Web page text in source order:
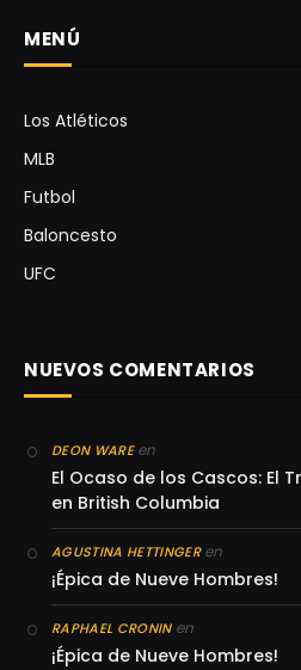
MENÚ
Los Atléticos
MLB
Futbol
Baloncesto
UFC
NUEVOS COMENTARIOS
DEON WAREen
El Ocaso de los Cascos: El
en British Columbia
AGUSTINA HETTINGERen
¡Épica de Nueve Hombres!
RAPHAEL CRONINen
¡Épica de Nueve Hombres!